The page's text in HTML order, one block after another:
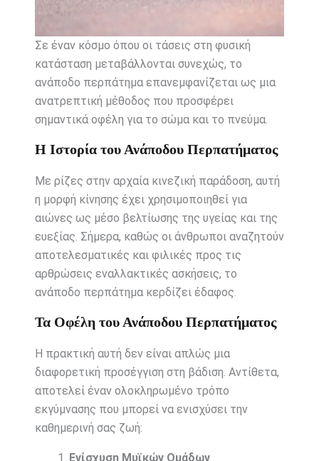
Σε έναν κόσμο όπου οι τάσεις στη φυσική
κατάσταση μεταβάλλονται συνεχώς, το
ανάποδο περπάτημα επανεμφανίζεται ως μια
ανατρεπτική μέθοδος που προσφέρει
σημαντικά οφέλη για το σώμα και το πνεύμα.
Η Ιστορία του Ανάποδου Περπατήματος
Με ρίζες στην αρχαία κινεζική παράδοση, αυτή
η μορφή κίνησης έχει χρησιμοποιηθεί για
αιώνες ως μέσο βελτίωσης της υγείας και της
ευεξίας. Σήμερα, καθώς οι άνθρωποι αναζητούν
αποτελεσματικές και φιλικές προς τις
αρθρώσεις εναλλακτικές ασκήσεις, το
ανάποδο περπάτημα κερδίζει έδαφος.
Τα Οφέλη του Ανάποδου Περπατήματος
Η πρακτική αυτή δεν είναι απλώς μια
διαφορετική προσέγγιση στη βάδιση. Αντίθετα,
αποτελεί έναν ολοκληρωμένο τρόπο
εκγύμνασης που μπορεί να ενισχύσει την
καθημερινή σας ζωή:
Ενίσχυση Μυϊκών Ομάδων